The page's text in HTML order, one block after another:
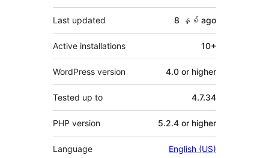
Last updated 8 နှစ် ago
Active installations 10+
WordPress version 4.0 or higher
Tested up to 4.7.34
PHP version 5.2.4 or higher
Language English (US)